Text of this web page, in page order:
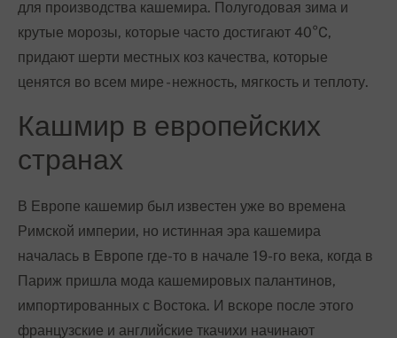
для производства кашемира. Полугодовая зима и
крутые морозы, которые часто достигают 40°C,
придают шерти местных коз качества, которые
ценятся во всем мире - нежность, мягкость и теплоту.
Кашмир в европейских
странах
В Европе кашемир был известен уже во времена
Римской империи, но истинная эра кашемира
началась в Европе где-то в начале 19-го века, когда в
Париж пришла мода кашемировых палантинов,
импортированных с Востока. И вскоре после этого
французские и английские ткачихи начинают